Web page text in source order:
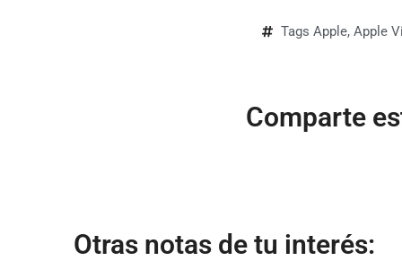
Tags Apple, Apple
Comparte
Otras notas de tu interés: